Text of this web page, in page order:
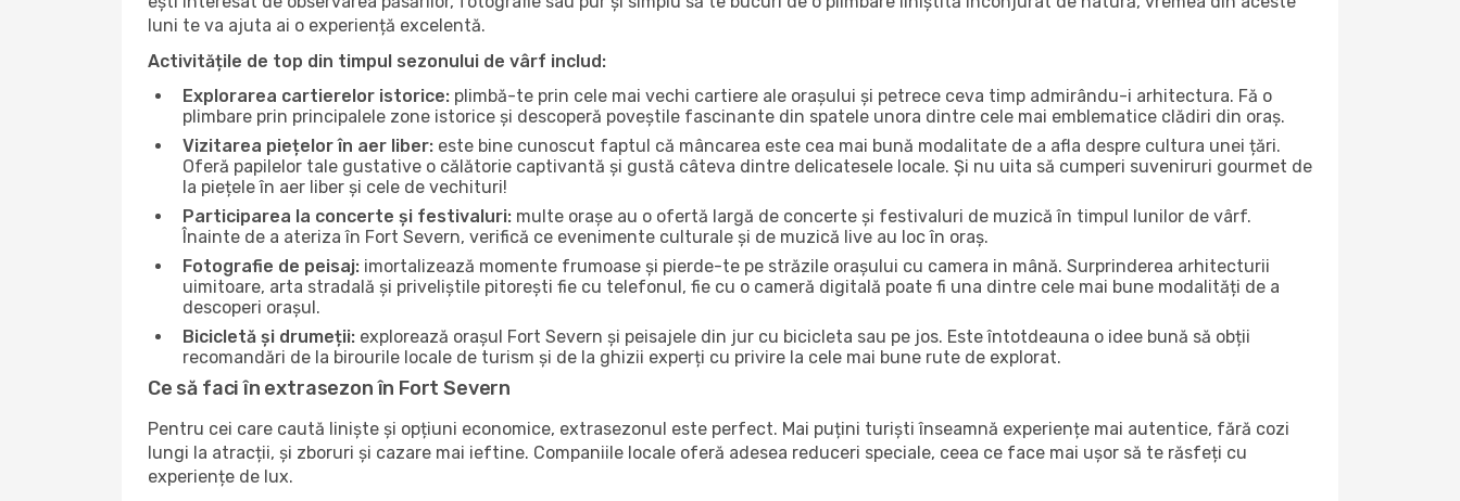
luni te va ajuta ai o experiență excelentă.
Activitățile de top din timpul sezonului de vârf includ:
Explorarea cartierelor istorice: plimbă-te prin cele mai vechi cartiere ale orașului și petrece ceva timp admirându-i arhitectura. Fă o
plimbare prin principalele zone istorice și descoperă poveștile fascinante din spatele unora dintre cele mai emblematice clădiri din oraș.
Vizitarea piețelor în aer liber: este bine cunoscut faptul că mâncarea este cea mai bună modalitate de a afla despre cultura unei țări.
Oferă papilelor tale gustative o călătorie captivantă și gustă câteva dintre delicatesele locale. Și nu uita să cumperi suveniruri gourmet de
la piețele în aer liber și cele de vechituri!
Participarea la concerte și festivaluri: multe orașe au o ofertă largă de concerte și festivaluri de muzică în timpul lunilor de vârf.
Înainte de a ateriza în Fort Severn, verifică ce evenimente culturale și de muzică live au loc în oraș.
Fotografie de peisaj: imortalizează momente frumoase și pierde-te pe străzile orașului cu camera in mână. Surprinderea arhitecturii
uimitoare, arta stradală și priveliștile pitorești fie cu telefonul, fie cu o cameră digitală poate fi una dintre cele mai bune modalități de a
descoperi orașul.
Bicicletă și drumeții: explorează orașul Fort Severn și peisajele din jur cu bicicleta sau pe jos. Este întotdeauna o idee bună să obții
recomandări de la birourile locale de turism și de la ghizii experți cu privire la cele mai bune rute de explorat.
Ce să faci în extrasezon în Fort Severn
Pentru cei care caută liniște și opțiuni economice, extrasezonul este perfect. Mai puțini turiști înseamnă experiențe mai autentice, fără cozi
lungi la atracții, și zboruri și cazare mai ieftine. Companiile locale oferă adesea reduceri speciale, ceea ce face mai ușor să te răsfeți cu
experiențe de lux.